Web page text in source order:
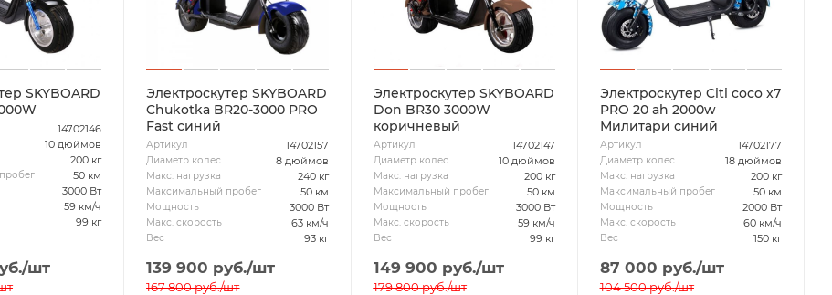
SKYBOARD
14702146
10 дюймов
200 кг
50 км
3000 Вт
59 км/ч
99 кг
/шт
Электроскутер SKYBOARD
Chukotka BR20-3000 PRO
Fast синий
Артикул 14702157
Диаметр колес 8 дюймов
Макс. нагрузка 240 кг
Максимальный пробег 50 км
Мощность 3000 Вт
Макс. скорость 63 км/ч
Вес 93 кг
139 900 руб./шт
167 800руб./шт
Электроскутер SKYBOARD
Don BR30 3000W
коричневый
Артикул 14702147
Диаметр колес 10 дюймов
Макс. нагрузка 200 кг
Максимальный пробег 50 км
Мощность 3000 Вт
Макс. скорость 59 км/ч
Вес 99 кг
149 900 руб./шт
179 800руб./шт
Электроскутер Citi coco x7
PRO 20 ah 2000w
Милитари синий
Артикул 14702177
Диаметр колес 18 дюймов
Макс. нагрузка 200 кг
Максимальный пробег 50 км
Мощность 2000 Вт
Макс. скорость 60 км/ч
Вес 150 кг
87 000 руб./шт
104 500руб./шт